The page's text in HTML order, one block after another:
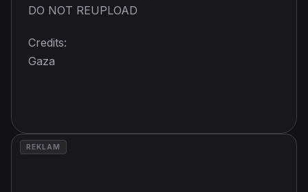
DO NOT REUPLOAD
Credits:
Gaza
REKLAM